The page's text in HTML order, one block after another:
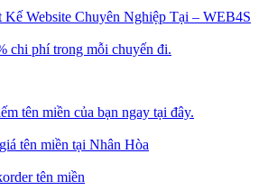
Website Chuyên Nghiệp Tại – WEB4S
chi phí trong mỗi chuyến đi.
tên miền của bạn ngay tại đây.
tên miền tại Nhân Hòa
tên miền